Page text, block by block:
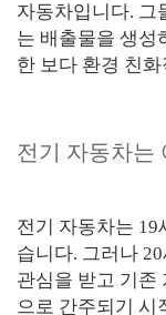
자동차입니다. 그
는 배출물을 생성
한 보다 환경 친
전기 자동차는
전기 자동차는 19
습니다. 그러나
관심을 받고 기존
으로 간주되기 시